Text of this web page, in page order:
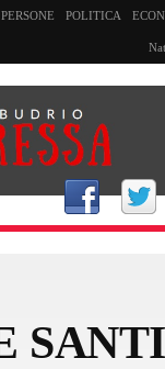
POLITICA